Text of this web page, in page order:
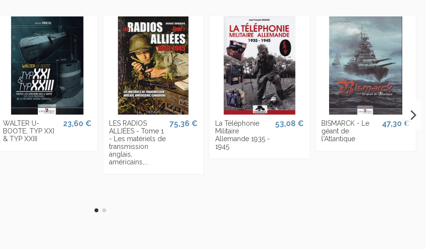
WALTER U-
BOOTE, TYP XXI
& TYP XXIII
23,60 €
LES RADIOS
ALLIÉES - Tome 1
- Les matériels de
transmission
anglais,
américains,...
75,36 €
La Téléphonie
Militaire
Allemande 1935 -
1945
53,08 €
BISMARCK - Le
géant de
l'Atlantique
47,30 €